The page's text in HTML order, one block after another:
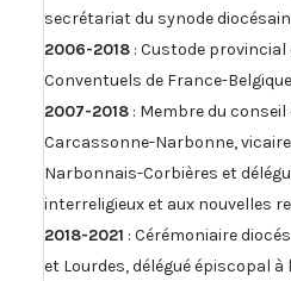
secrétariat du synode diocésain
2006-2018 : Custode
Conventuels de France-Belgique
2007-2018 : Membre du
Carcassonne-Narbonne,
Narbonnais-Corbières et
interreligieux et aux nouvelles
2018-2021 : Cérémoniaire
et Lourdes, délégué épiscopal